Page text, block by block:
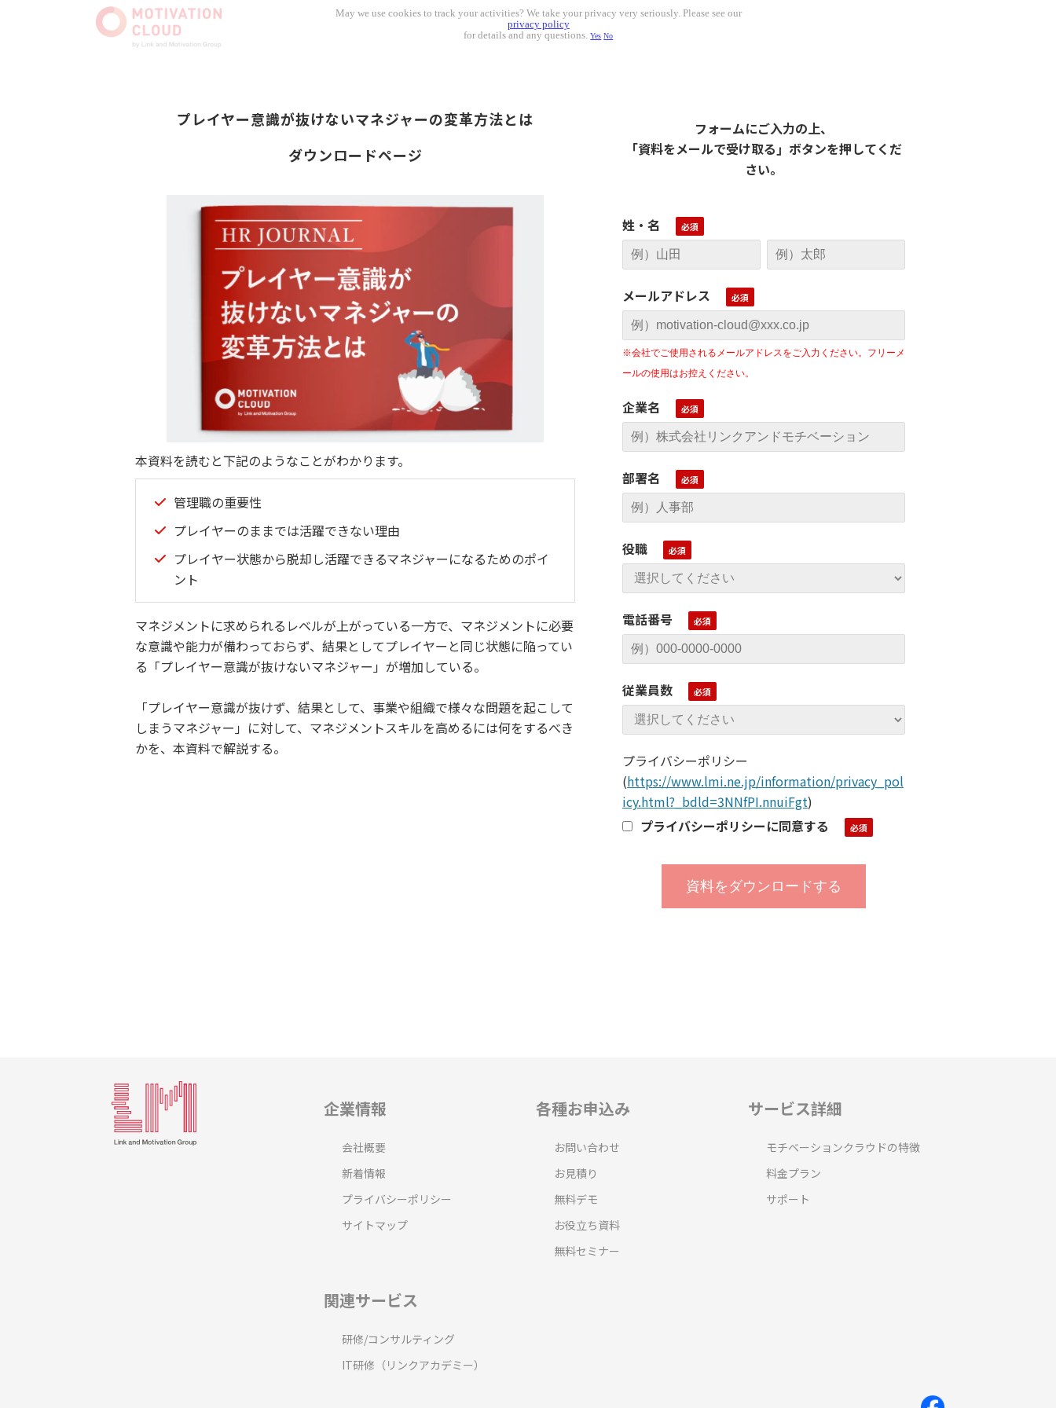
プレイヤー意識が抜けないマネジャーの変革方法とは
ダウンロードページ
本資料を読むと下記のようなことがわかります。
管理職の重要性
プレイヤーのままでは活躍できない理由
プレイヤー状態から脱却し活躍できるマネジャーになるためのポイ
ント ​
マネジメントに求められるレベルが上がっている一方で、マネジメントに必要
な意識や能力が備わっておらず、結果としてプレイヤーと同じ状態に陥ってい
る「プレイヤー意識が抜けないマネジャー」が増加している。
​​「プレイヤー意識が抜けず、結果として、事業や組織で様々な問題を起こして
しまうマネジャー」に対して、マネジメントスキルを高めるには何をするべき
かを、本資料で解説する。
フォームにご入力の上、
「資料をメールで受け取る」ボタンを押してくだ
さい。
姓・名
メールアドレス
※会社でご使用されるメールアドレスをご入力ください。フリーメ
ールの使用はお控えください。
企業名
部署名
役職
電話番号
従業員数
プライバシーポリシー
(https://www.lmi.ne.jp/information/privacy_pol
icy.html?_bdld=3NNfPI.nnuiFgt)
プライバシーポリシーに同意する
企業情報
会社概要
新着情報
プライバシーポリシー
サイトマップ
各種お申込み
お問い合わせ
お見積り
無料デモ
お役立ち資料
無料セミナー
サービス詳細
モチベーションクラウドの特徴
料金プラン
サポート
関連サービス
研修/コンサルティング
IT研修（リンクアカデミー）
May we use cookies to track your activities? We take your privacy very seriously. Please see our
privacy policy
for details and any questions.Yes No